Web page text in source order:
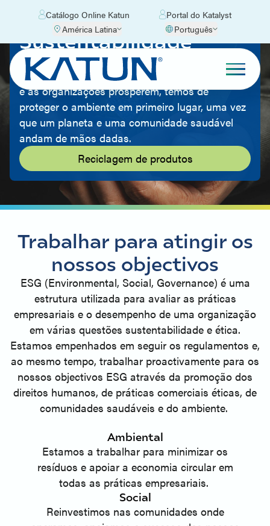
Catálogo Online Katun
Portal do Katalyst
América Latina
Português
Sustentabilidade
Ser amigo do ambiente faz parte da nossa
cultura. Acreditamos que, para que as pessoas
e as organizações prosperem, temos de
proteger o ambiente em primeiro lugar, uma vez
que um planeta e uma comunidade saudável
andam de mãos dadas.
Reciclagem de produtos
Trabalhar para atingir os
nossos objectivos
ESG (Environmental, Social, Governance) é uma
estrutura utilizada para avaliar as práticas
empresariais e o desempenho de uma organização
em várias questões sustentabilidade e ética.
Estamos empenhados em seguir os regulamentos e,
ao mesmo tempo, trabalhar proactivamente para os
nossos objectivos ESG através da promoção dos
direitos humanos, de práticas comerciais éticas, de
comunidades saudáveis e do ambiente.
Ambiental
Estamos a trabalhar para minimizar os
resíduos e apoiar a economia circular em
todas as práticas empresariais.
Social
Reinvestimos nas comunidades onde